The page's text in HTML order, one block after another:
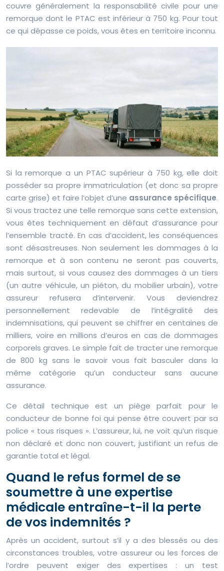
couvre généralement la responsabilité civile pour une
remorque dont le PTAC est inférieur à 750 kg. Pour tout
ce qui dépasse ce poids, vous êtes en territoire inconnu.
Si la remorque a un PTAC supérieur à 750 kg, elle doit
posséder sa propre immatriculation (et donc sa propre
carte grise) et faire l’objet d’une assurance spécifique.
Si vous tractez une telle remorque sans cette extension,
vous êtes techniquement en défaut d’assurance pour
l’ensemble tracté. En cas d’accident, les conséquences
sont désastreuses. Non seulement les dommages à la
remorque et à son contenu ne seront pas couverts,
mais surtout, si vous causez des dommages à un tiers
(un autre véhicule, un piéton, du mobilier urbain), votre
assureur refusera d’intervenir. Vous deviendrez
personnellement redevable de l’intégralité des
indemnisations, qui peuvent se chiffrer en centaines de
milliers, voire en millions d’euros en cas de dommages
corporels graves. Le simple fait de tracter une remorque
de 800 kg sans le savoir vous fait basculer dans la
même catégorie qu’un conducteur sans aucune
assurance.
Ce détail technique est un piège parfait pour le
conducteur de bonne foi qui pense être couvert par sa
police « tous risques ». L’assureur, lui, ne voit qu’un risque
non déclaré et donc non couvert, justifiant un refus de
garantie total et légal.
Quand le refus formel de se
soumettre à une expertise
médicale entraîne-t-il la perte
de vos indemnités ?
Après un accident, surtout s’il y a des blessés ou des
circonstances troubles, votre assureur ou les forces de
l’ordre peuvent exiger des expertises : un test